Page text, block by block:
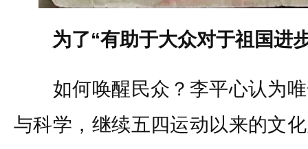
为了“有助于大众对于祖国进
如何唤醒民众？李平心认为唯
与科学，继续五四运动以来的文